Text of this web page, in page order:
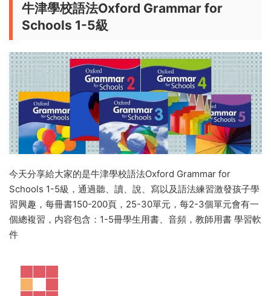
牛津學校語法Oxford Grammar for
Schools 1-5級
今天分享給大家的是牛津學校語法Oxford Grammar for
Schools 1-5級，通過聽、讀、說、寫以及語法練習激發孩子學
習興趣，每冊書150-200頁，25-30單元，每2-3個單元會有一
個總複習，内容包含：1-5冊學生用書、音頻，教師用書 學習軟
件